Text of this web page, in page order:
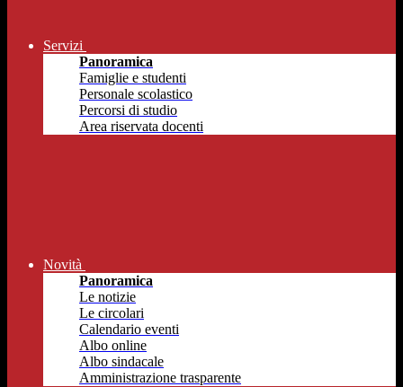
Servizi
Panoramica
Famiglie e studenti
Personale scolastico
Percorsi di studio
Area riservata docenti
Novità
Panoramica
Le notizie
Le circolari
Calendario eventi
Albo online
Albo sindacale
Amministrazione trasparente